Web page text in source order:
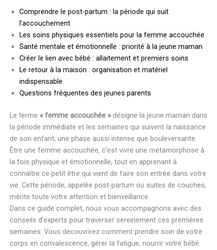
Comprendre le post-partum : la période qui suit
l’accouchement
Les soins physiques essentiels pour la femme accouchée
Santé mentale et émotionnelle : priorité à la jeune maman
Créer le lien avec bébé : allaitement et premiers soins
Le retour à la maison : organisation et matériel
indispensable
Questions fréquentes des jeunes parents
Le terme « femme accouchée » désigne la jeune maman dans
la période immédiate et les semaines qui suivent la naissance
de son enfant, une phase aussi intense que bouleversante.
Être une femme accouchée, c’est vivre une métamorphose à
la fois physique et émotionnelle, tout en apprenant à
connaître ce petit être qui vient de faire son entrée dans votre
vie. Cette période, appelée post-partum ou suites de couches,
mérite toute votre attention et bienveillance.
Dans ce guide complet, nous vous accompagnons avec des
conseils d’experts pour traverser sereinement ces premières
semaines. Vous découvrirez comment prendre soin de votre
corps en convalescence, gérer la fatigue, nourrir votre bébé